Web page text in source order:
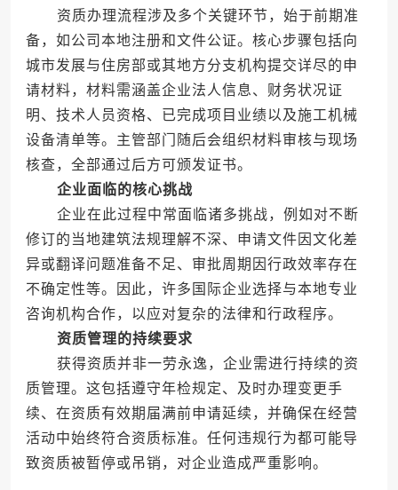
资质办理流程涉及多个关键环节，始于前期准
备，如公司本地注册和文件公证。核心步骤包括向
城市发展与住房部或其地方分支机构提交详尽的申
请材料，材料需涵盖企业法人信息、财务状况证
明、技术人员资格、已完成项目业绩以及施工机械
设备清单等。主管部门随后会组织材料审核与现场
核查，全部通过后方可颁发证书。
企业面临的核心挑战
企业在此过程中常面临诸多挑战，例如对不断
修订的当地建筑法规理解不深、申请文件因文化差
异或翻译问题准备不足、审批周期因行政效率存在
不确定性等。因此，许多国际企业选择与本地专业
咨询机构合作，以应对复杂的法律和行政程序。
资质管理的持续要求
获得资质并非一劳永逸，企业需进行持续的资
质管理。这包括遵守年检规定、及时办理变更手
续、在资质有效期届满前申请延续，并确保在经营
活动中始终符合资质标准。任何违规行为都可能导
致资质被暂停或吊销，对企业造成严重影响。